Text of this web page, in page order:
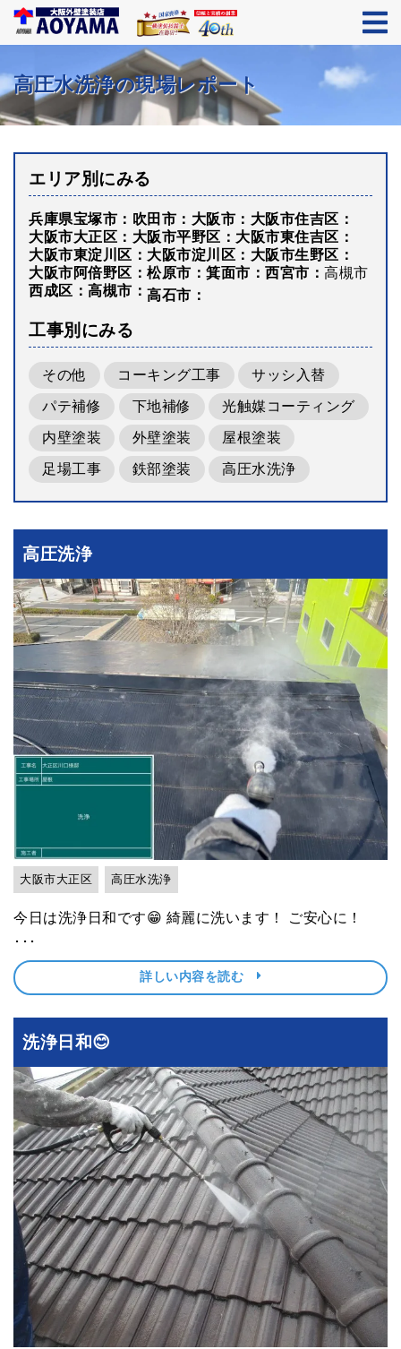
高圧水洗浄の現場レポート
エリア別にみる
兵庫県宝塚市 吹田市 大阪市
大阪市住吉区
大阪市大正区
大阪市平野区
大阪市東住吉区
大阪市東淀川区
大阪市淀川区
大阪市生野区
大阪市阿倍野区
松原市 箕面市
西宮市
西成区
高槻市
高槻市
高石市
工事別にみる
その他 コーキング工事 サッシ入替
パテ補修 下地補修 光触媒コーティング
内壁塗装 外壁塗装 屋根塗装
足場工事 鉄部塗装 高圧水洗浄
高圧洗浄
大阪市大正区 高圧水洗浄
今日は洗浄日和です😁 綺麗に洗います！ ご安心に！
･･･
詳しい内容を読む
洗浄日和😊